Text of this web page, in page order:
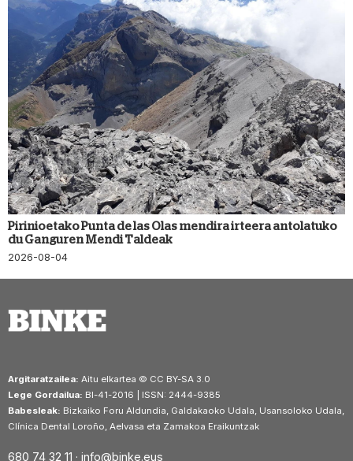
Pirinioetako Punta de las Olas mendira irteera antolatuko
du Ganguren Mendi Taldeak
2026-08-04
Argitaratzailea: Aitu elkartea © CC BY-SA 3.0
Lege Gordailua: BI-41-2016 | ISSN: 2444-9385
Babesleak: Bizkaiko Foru Aldundia, Galdakaoko Udala, Usansoloko Udala,
Clínica Dental Loroño, Aelvasa eta Zamakoa Eraikuntzak
680 74 32 11 · info@binke.eus